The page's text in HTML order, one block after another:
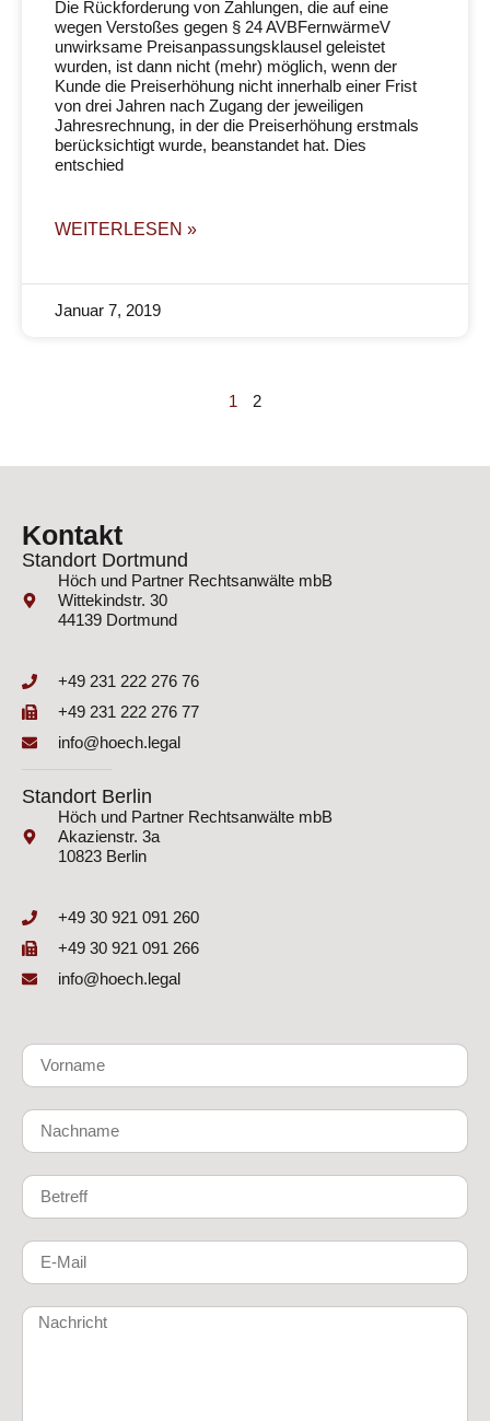
Die Rückforderung von Zahlungen, die auf eine
wegen Verstoßes gegen § 24 AVBFernwärmeV
unwirksame Preisanpassungsklausel geleistet
wurden, ist dann nicht (mehr) möglich, wenn der
Kunde die Preiserhöhung nicht innerhalb einer Frist
von drei Jahren nach Zugang der jeweiligen
Jahresrechnung, in der die Preiserhöhung erstmals
berücksichtigt wurde, beanstandet hat. Dies
entschied
WEITERLESEN »
Januar 7, 2019
1 2
Kontakt
Standort Dortmund
Höch und Partner Rechtsanwälte mbB
Wittekindstr. 30
44139 Dortmund
+49 231 222 276 76
+49 231 222 276 77
info@hoech.legal
Standort Berlin
Höch und Partner Rechtsanwälte mbB
Akazienstr. 3a
10823 Berlin
+49 30 921 091 260
+49 30 921 091 266
info@hoech.legal